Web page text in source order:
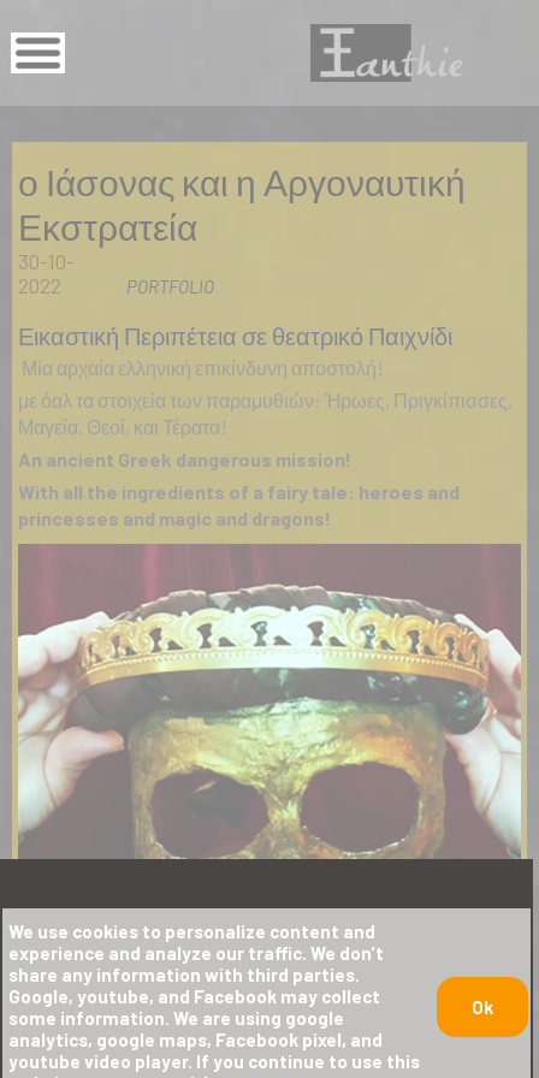
ο Ιάσονας και η Αργοναυτική
Εκστρατεία
30-10-
2022
PORTFOLIO
Εικαστική Περιπέτεια σε θεατρικό Παιχνίδι
Μία αρχαία ελληνική επικίνδυνη αποστολή!
με όαλ τα στοιχεία των παραμυθιών: Ήρωες, Πριγκίπισσες,
Μαγεία, Θεοί, και Τέρατα!
An ancient Greek dangerous mission!
With all the ingredients of a fairy tale: heroes and
princesses and magic and dragons!
Μια παράσταση μέσα σε ένα παιχνίδι, ή
We use cookies to personalize content and
experience and analyze our traffic. We don't
share any information with third parties.
Google, youtube, and Facebook may collect
some information. We are using google
analytics, google maps, Facebook pixel, and
youtube video player. If you continue to use this
Ok